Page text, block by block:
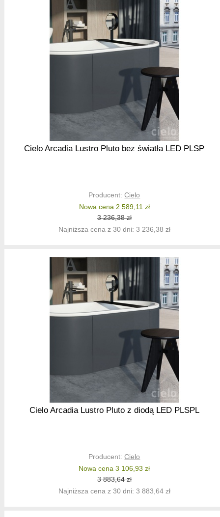
Cielo Arcadia Lustro Pluto bez światła LED PLSP
Producent:Cielo
Nowa cena 2 589,11 zł
3 236,38 zł
Najniższa cena z 30 dni: 3 236,38 zł
Cielo Arcadia Lustro Pluto z diodą LED PLSPL
Producent:Cielo
Nowa cena 3 106,93 zł
3 883,64 zł
Najniższa cena z 30 dni: 3 883,64 zł